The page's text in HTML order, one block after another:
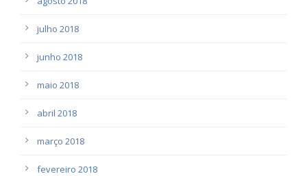
julho 2018
junho 2018
maio 2018
abril 2018
março 2018
fevereiro 2018